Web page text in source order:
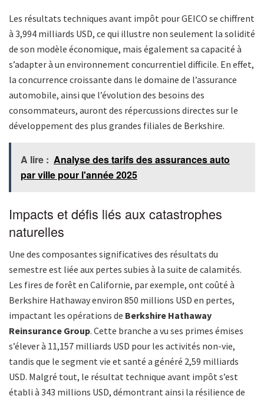
Les résultats techniques avant impôt pour GEICO se chiffrent
à 3,994 milliards USD, ce qui illustre non seulement la solidité
de son modèle économique, mais également sa capacité à
s’adapter à un environnement concurrentiel difficile. En effet,
la concurrence croissante dans le domaine de l’assurance
automobile, ainsi que l’évolution des besoins des
consommateurs, auront des répercussions directes sur le
développement des plus grandes filiales de Berkshire.
A lire : Analyse des tarifs des assurances auto
par ville pour l'année 2025
Impacts et défis liés aux catastrophes
naturelles
Une des composantes significatives des résultats du
semestre est liée aux pertes subies à la suite de calamités.
Les fires de forêt en Californie, par exemple, ont coûté à
Berkshire Hathaway environ 850 millions USD en pertes,
impactant les opérations de Berkshire Hathaway
Reinsurance Group. Cette branche a vu ses primes émises
s’élever à 11,157 milliards USD pour les activités non-vie,
tandis que le segment vie et santé a généré 2,59 milliards
USD. Malgré tout, le résultat technique avant impôt s’est
établi à 343 millions USD, démontrant ainsi la résilience de